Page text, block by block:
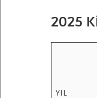
2025
YIL